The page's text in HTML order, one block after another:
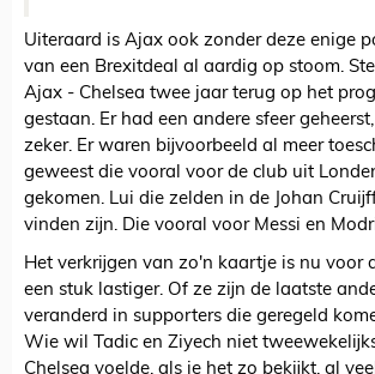
Uiteraard is Ajax ook zonder deze enige
van een Brexitdeal al aardig op stoom.
Ajax - Chelsea twee jaar terug op het
gestaan. Er had een andere sfeer
zeker. Er waren bijvoorbeeld al meer
geweest die vooral voor de club uit
gekomen. Lui die zelden in de Johan
vinden zijn. Die vooral voor Messi en
Het verkrijgen van zo'n kaartje is nu voor
een stuk lastiger. Of ze zijn de laatste
veranderd in supporters die geregeld
Wie wil Tadic en Ziyech niet
Chelsea voelde, als je het zo bekijkt, al